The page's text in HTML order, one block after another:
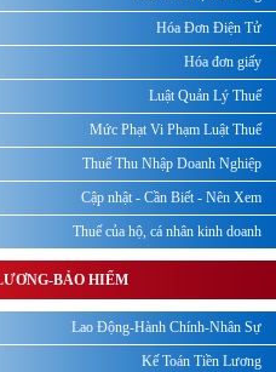
Hóa Đơn Điện Tử
Hóa đơn giấy
Luật Quản Lý Thuế
Mức Phạt Vi Phạm Luật Thuế
Thuế Thu Nhập Doanh Nghiệp
Cập nhật - Cần Biết - Nên Xem
Thuế của hộ, cá nhân kinh doanh
BẢO HIỂM
Lao Động-Hành Chính-Nhân Sự
Kế Toán Tiền Lương